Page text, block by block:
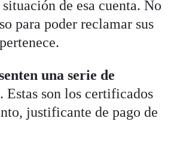
situación de esa cuenta. No
para poder reclamar sus
una serie de
son los certificados
justificante de pago de